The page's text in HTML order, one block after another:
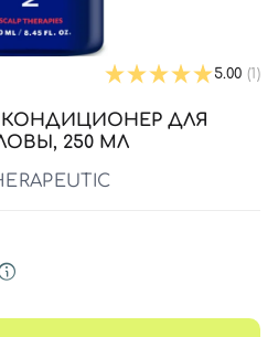
для тела с SPF
Гаджеты
уход
мужчин
уход
5.00 (1)
ДЛЯ
250 МЛ